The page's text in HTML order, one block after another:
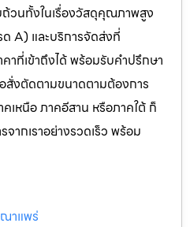
ถ้วนทั้งในเรื่องวัสดุคุณภาพสูง
ด A) และบริการจัดส่งที่
าที่เข้าถึงได้ พร้อมรับคำปรึกษา
สั่งตัดตามขนาดตามต้องการ
เหนือ ภาคอีสาน หรือภาคใต้ ก็
ากเราอย่างรวดเร็ว พร้อม
าแพร่